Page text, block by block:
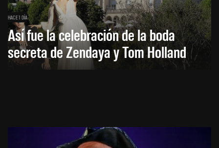
HACE 1 DÍA
Así fue la celebración de la boda
secreta de Zendaya y Tom Holland